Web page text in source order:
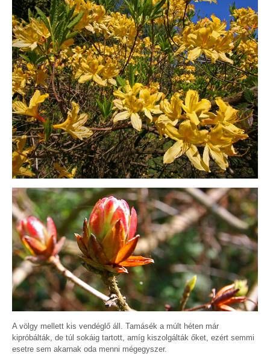
A völgy mellett kis vendéglő áll. Tamásék a múlt héten már
kipróbálták, de túl sokáig tartott, amíg kiszolgálták őket, ezért semmi
esetre sem akarnak oda menni mégegyszer.